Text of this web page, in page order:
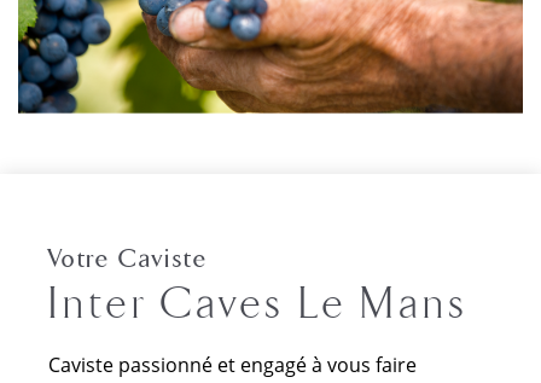
Votre Caviste
Inter Caves Le Mans
Caviste passionné et engagé à vous faire